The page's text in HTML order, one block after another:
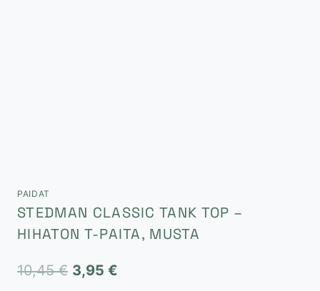
PAIDAT
STEDMAN CLASSIC TANK TOP –
HIHATON T-PAITA, MUSTA
10,45€ Alkuperäinen
3,95 €